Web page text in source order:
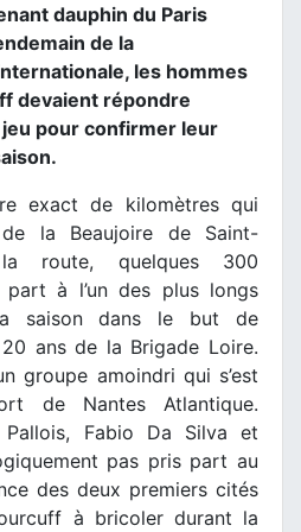
dauphin du Paris
de la
les hommes
devaient répondre
pour confirmer leur
exact de kilomètres qui
la Beaujoire de Saint-
route, quelques 300
à l’un des plus longs
saison dans le but de
ans de la Brigade Loire.
groupe amoindri qui s’est
de Nantes Atlantique.
Pallois, Fabio Da Silva et
pas pris part au
des deux premiers cités
à bricoler durant la